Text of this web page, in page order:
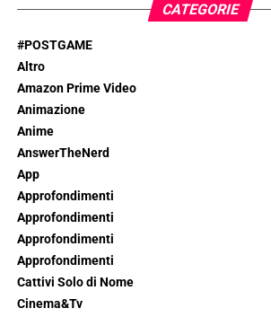
CATEGORIE
#POSTGAME
Altro
Amazon Prime Video
Animazione
Anime
AnswerTheNerd
App
Approfondimenti
Approfondimenti
Approfondimenti
Approfondimenti
Cattivi Solo di Nome
Cinema&Tv